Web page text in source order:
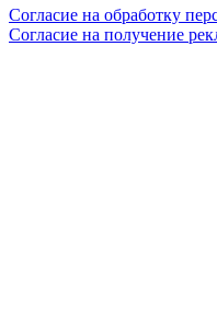
Согласие на обработку
Согласие на получение